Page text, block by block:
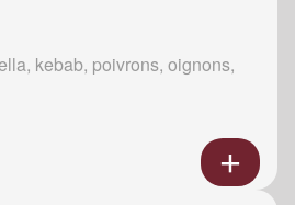
kebab, poivrons, oignons,